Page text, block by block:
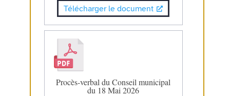
Télécharger le document
Procès-verbal du Conseil municipal
du 18 Mai 2026